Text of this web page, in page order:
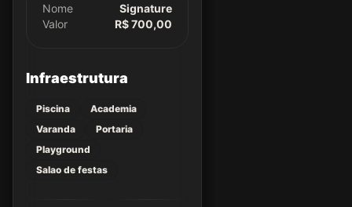
Nome
Signature
Valor
R$ 700,00
Infraestrutura
Piscina
Academia
Varanda
Portaria
Playground
Salao de festas